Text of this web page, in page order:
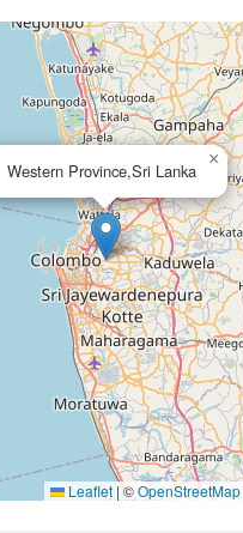
Western Province,Sri Lanka
×
Leaflet | ©OpenStreetMap